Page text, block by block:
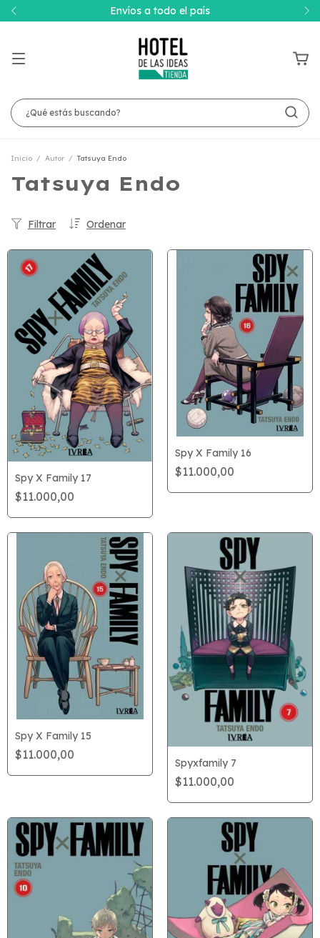
Envíos a todo el país
Inicio / Autor / Tatsuya Endo
Tatsuya Endo
Ordenar
Filtrar
Spy X Family 17
$11.000,00
Spy X Family 16
$11.000,00
Spy X Family 15
$11.000,00
Spyxfamily 7
$11.000,00